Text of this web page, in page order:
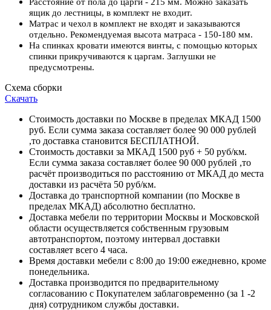
ящик до лестницы, в комплект не входит.
Матрас и чехол в комплект не входят и заказываются
отдельно. Рекомендуемая высота матраса - 150-180 мм.
На спинках кровати имеются винты, с помощью которых
спинки прикручиваются к царгам. Заглушки не
предусмотрены.
Схема сборки
Скачать
Стоимость доставки по Москве в пределах МКАД 1500
руб. Если сумма заказа составляет более 90 000 рублей
,то доставка становится БЕСПЛАТНОЙ.
Стоимость доставки за МКАД 1500 руб + 50 руб/км.
Если сумма заказа составляет более 90 000 рублей ,то
расчёт производиться по расстоянию от МКАД до места
доставки из расчёта 50 руб/км.
Доставка до транспортной компании (по Москве в
пределах МКАД) абсолютно бесплатно.
Доставка мебели по территории Москвы и Московской
области осуществляется собственным грузовым
автотранспортом, поэтому интервал доставки
составляет всего 4 часа.
Время доставки мебели с 8:00 до 19:00 ежедневно, кроме
понедельника.
Доставка производится по предварительному
согласованию с Покупателем заблаговременно (за 1 -2
дня) сотрудником службы доставки.